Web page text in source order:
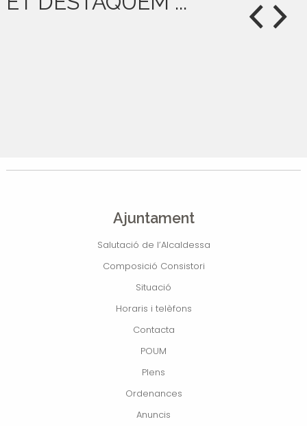
Ajuntament
Salutació de l’Alcaldessa
Composició Consistori
Situació
Horaris i telèfons
Contacta
POUM
Plens
Ordenances
Anuncis